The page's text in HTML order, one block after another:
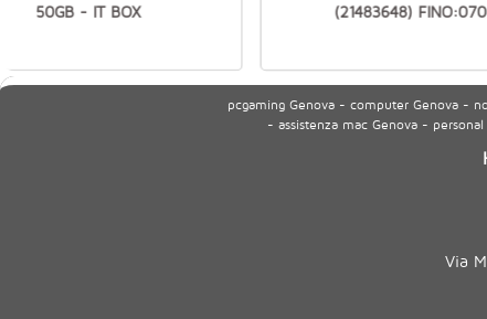
(21483648)
50GB - IT BOX
pcgaming Genova - computer Genova -
- assistenza mac Genova -
Via